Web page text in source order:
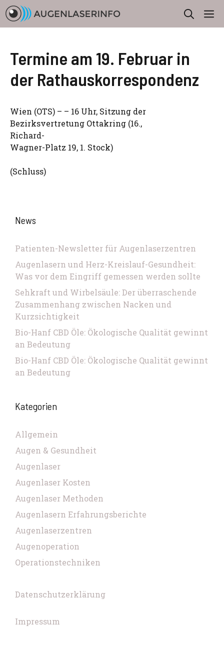
Zum
Inhalt
springen
Termine am 19. Februar in
der Rathauskorrespondenz
Wien (OTS) – – 16 Uhr, Sitzung der
Bezirksvertretung Ottakring (16.,
Richard-
Wagner-Platz 19, 1. Stock)
(Schluss)
News
Patienten-Newsletter für Augenlaserzentren
Augenlasern und Herz-Kreislauf-Gesundheit:
Was vor dem Eingriff gemessen werden sollte
Sehkraft und Wirbelsäule: Der überraschende
Zusammenhang zwischen Nacken und
Kurzsichtigkeit
Bio-Hanf CBD Öle: Ökologische Qualität gewinnt
an Bedeutung
Bio-Hanf CBD Öle: Ökologische Qualität gewinnt
an Bedeutung
Kategorien
Allgemein
Augen & Gesundheit
Augenlaser
Augenlaser Kosten
Augenlaser Methoden
Augenlasern Erfahrungsberichte
Augenlaserzentren
Augenoperation
Operationstechniken
Datenschutzerklärung
Impressum